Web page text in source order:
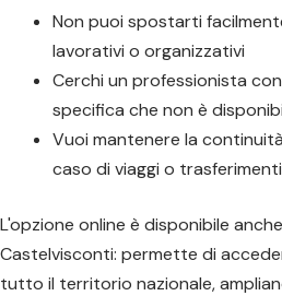
Non puoi spostarti
lavorativi o organizzativi
Cerchi un professionista
specifica che non è
Vuoi mantenere la
caso di viaggi o trasferimenti
L'opzione online è disponibile
Castelvisconti: permette di
tutto il territorio nazionale,